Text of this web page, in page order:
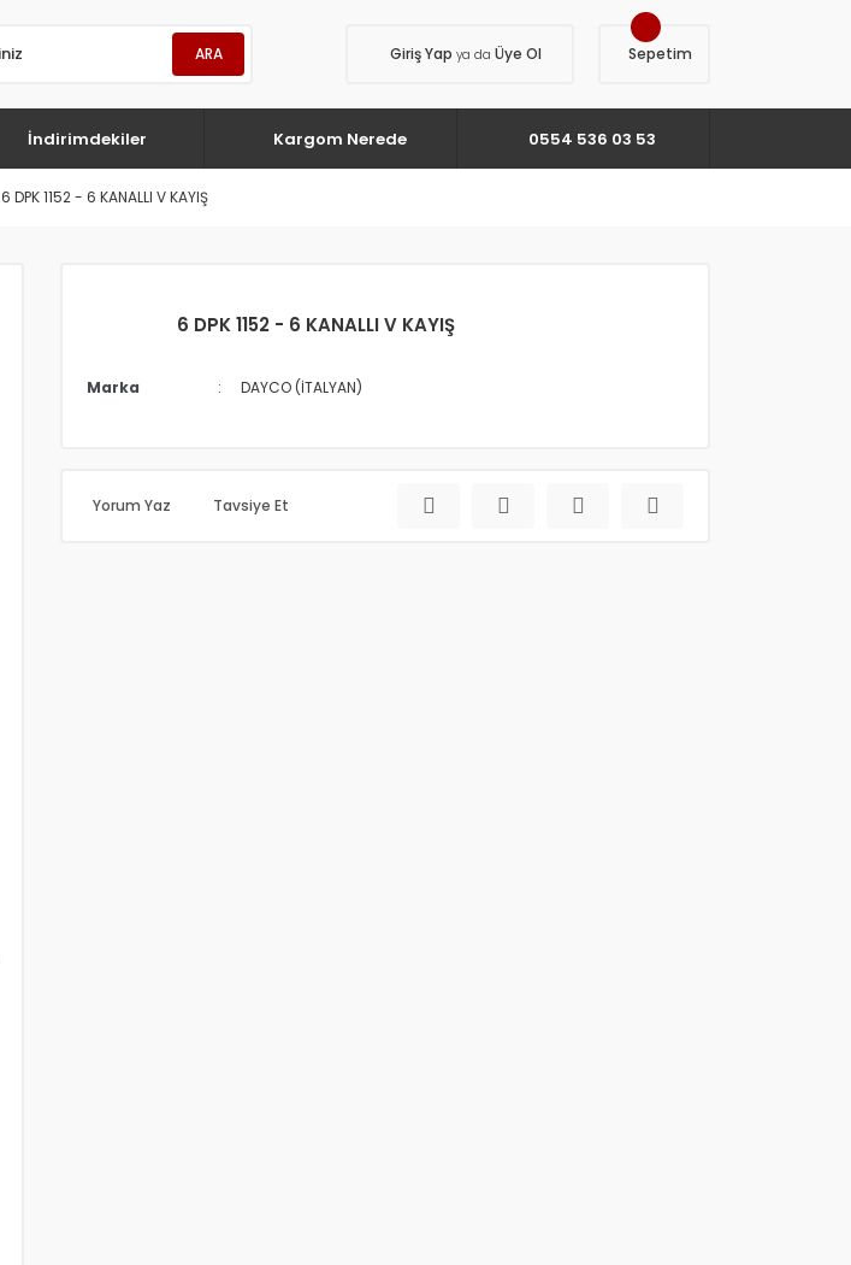
ARA Giriş Yap ya da Üye Ol Sepetim
İndirimdekiler Kargom Nerede 0554 536 03 53
6 DPK 1152 - 6 KANALLI V KAYIŞ
6 DPK 1152 - 6 KANALLI V KAYIŞ
Marka DAYCO (İTALYAN)
Yorum Yaz Tavsiye Et